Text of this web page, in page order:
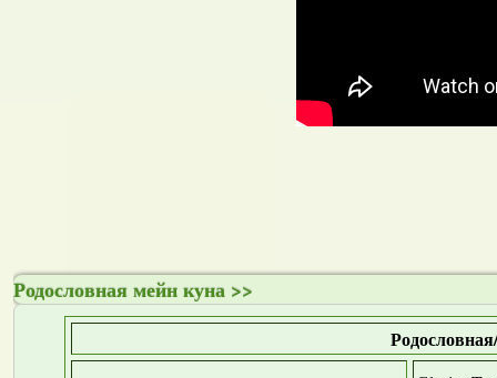
Родословная мейн куна >>